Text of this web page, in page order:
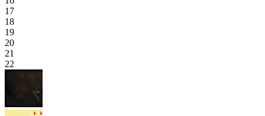
17
18
19
20
21
22